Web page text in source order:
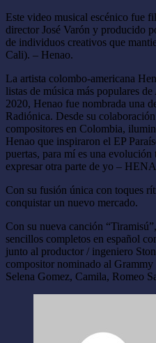
Este video musical escénico fue
director José Varón y producido
de individuos creativos que
Cali). – Henao.
La artista colombo-americana
listas de música más populares
2020, Henao fue nombrada una
Radiónica. Desde su
compositores en Colombia,
Henao que inspiraron el EP
puertas, para mí es una
expresar otra parte de yo –
Con su fusión única con toques
conquistar un nuevo mercado.
Con su nueva canción
sencillos completos en español
junto al productor / ingeniero
compositor nominado al
Selena Gomez, Camila, Romeo